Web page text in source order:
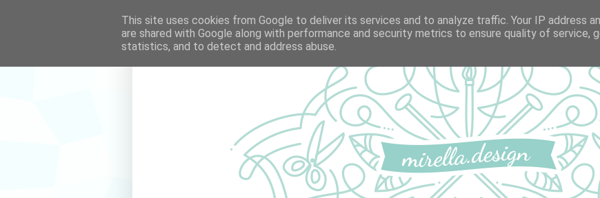
This site uses cookies from Google to deliver its services and to analyze traffic. Your IP address
are shared with Google along with performance and security metrics to ensure quality of service,
statistics, and to detect and address abuse.